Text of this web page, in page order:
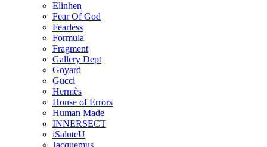
Elinhen
Fear Of God
Fearless
Formula
Fragment
Gallery Dept
Goyard
Gucci
Hermès
House of Errors
Human Made
INNERSECT
iSaluteU
Jacquemus